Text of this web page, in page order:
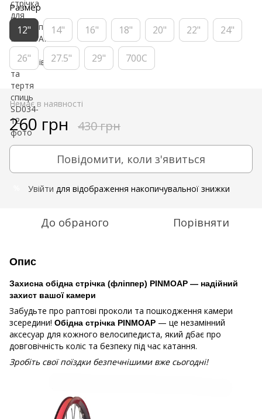
Размер
12" 14" 16" 18" 20" 22" 24"
26" 27.5" 29" 700C
Немає в наявності
260 грн 430 грн
Повідомити, коли з'явиться
Увійти для відображення накопичувальної знижки
До обраного Порівняти
Опис
Захисна обідна стрічка (фліппер) PINMOAP — надійний
захист вашої камери
Забудьте про раптові проколи та пошкодження камери
зсередини! Обідна стрічка PINMOAP — це незамінний
аксесуар для кожного велосипедиста, який дбає про
довговічність коліс та безпеку під час катання.
Зробіть свої поїздки безпечнішими вже сьогодні!